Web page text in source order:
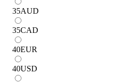
35AUD
35CAD
40EUR
40USD